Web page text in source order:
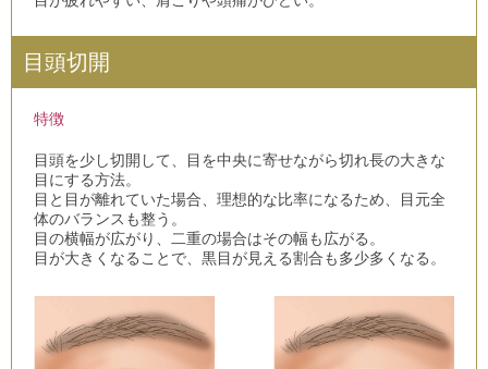
目頭切開
特徴
目頭を少し切開して、目を中央に寄せながら切れ長の大きな
目にする方法。
目と目が離れていた場合、理想的な比率になるため、目元全
体のバランスも整う。
目の横幅が広がり、二重の場合はその幅も広がる。
目が大きくなることで、黒目が見える割合も多少多くなる。